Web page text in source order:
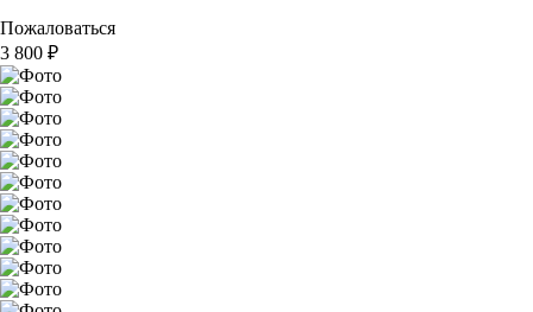
Пожаловаться
3 800 ₽